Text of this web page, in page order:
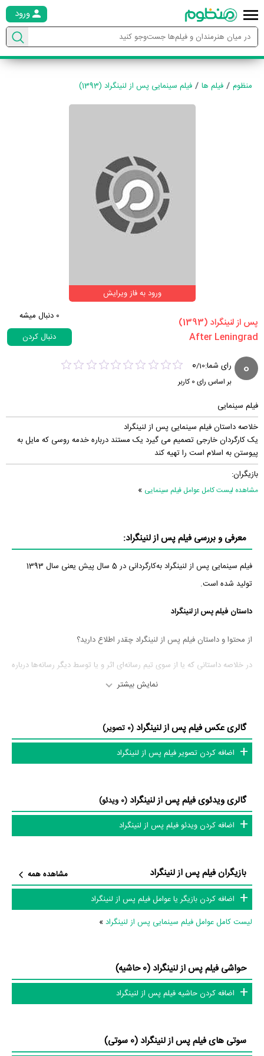
ورود
منظوم فیلم ها فیلم سینمایی پس از لنینگراد (1393)
ورود به فاز ویرایش
‏پس از لنینگراد‏ (1393)
0 دنبال میشه
دنبال کردن
0 رای شما: 0/10
بر اساس رای 0کاربر
فیلم سینمایی
خلاصه داستان فیلم سینمایی پس از لنینگراد
یک کارگردان خارجی تصمیم می گیرد یک مستند درباره خدمه روسی که مایل به
پیوستن به اسلام است را تهیه کند
بازیگران:
مشاهده لیست کامل عوامل فیلم سینمایی »
معرفی و بررسی فیلم پس از لنینگراد:
فیلم سینمایی پس از لنینگراد به‌کارگردانی در 5 سال پیش یعنی سال 1393
تولید شده است.
داستان فیلم پس از لنینگراد
از محتوا و داستان فیلم پس از لنینگراد چقدر اطلاع دارید؟
در خلاصه داستانی که یا از سوی تیم رسانه‌ای اثر و یا توسط دیگر رسانه‌ها درباره
داستان پس از لنینگراد منتشر شده است، می‌خوانیم: «یک کارگردان خارجی
عوامل فیلم پس از لنینگراد
اطلاعات فیلم پس از لنینگراد
تاکنون در بخش‌های گالری عکس و پوستر فیلم پس از لنینگراد، ویدئو و تیزر
فیلم پس از لنینگراد، حواشی فیلم پس از لنینگراد، دیالوگ برتر فیلم پس از
لنینگراد، سوتی فیلم پس از لنینگراد و نقد فیلم پس از لنینگراد هنوز موردی
ثبت نشده است. قطعا ما و شما به این حد قانع نیستیم؛ باید به‌کمک علاقمندان
نمایش بیشتر
گالری عکس فیلم پس از لنینگراد (0 تصویر)
اضافه کردن تصویر فیلم پس از لنینگراد
گالری ویدئوی فیلم پس از لنینگراد (0 ویدئو)
اضافه کردن ویدئو فیلم پس از لنینگراد
بازیگران فیلم پس از لنینگراد
مشاهده همه
اضافه کردن بازیگر یا عوامل فیلم پس از لنینگراد
لیست کامل عوامل فیلم سینمایی پس از لنینگراد»
حواشی فیلم پس از لنینگراد (0 حاشیه)
اضافه کردن حاشیه فیلم پس از لنینگراد
سوتی های فیلم پس از لنینگراد (0 سوتی)